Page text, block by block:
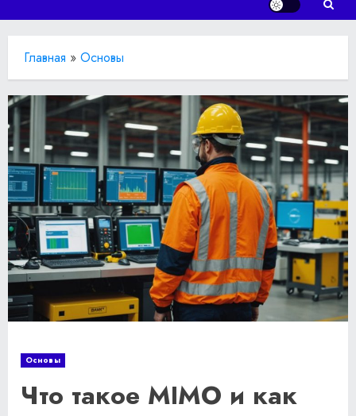
Главная » Основы
Основы
Что такое MIMO и как